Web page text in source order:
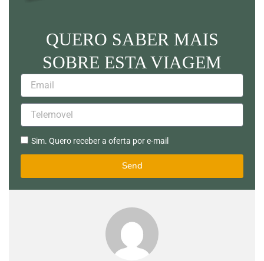
QUERO SABER MAIS
SOBRE ESTA VIAGEM
Email
Telemovel
Sim.Sim. Quero receber a oferta por e-mail
Send